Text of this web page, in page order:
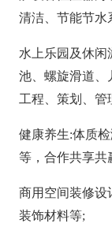
清洁、节能节水
水上乐园及休闲
池、螺旋滑道、
工程、策划、管
健康养生:体质
等，合作共享共
商用空间装修设
装饰材料等;